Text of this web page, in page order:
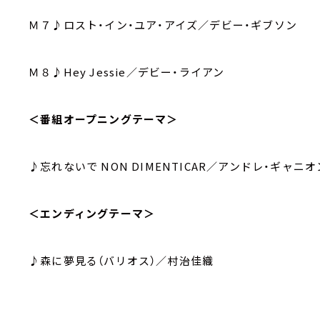
Ｍ７♪ロスト・イン・ユア・アイズ／デビー・ギブソン
Ｍ８♪Hey Jessie／デビー・ライアン
＜番組オープニングテーマ＞
♪忘れないで NON DIMENTICAR／アンドレ・ギャニオ
＜エンディングテーマ＞
♪森に夢見る（バリオス）／村治佳織